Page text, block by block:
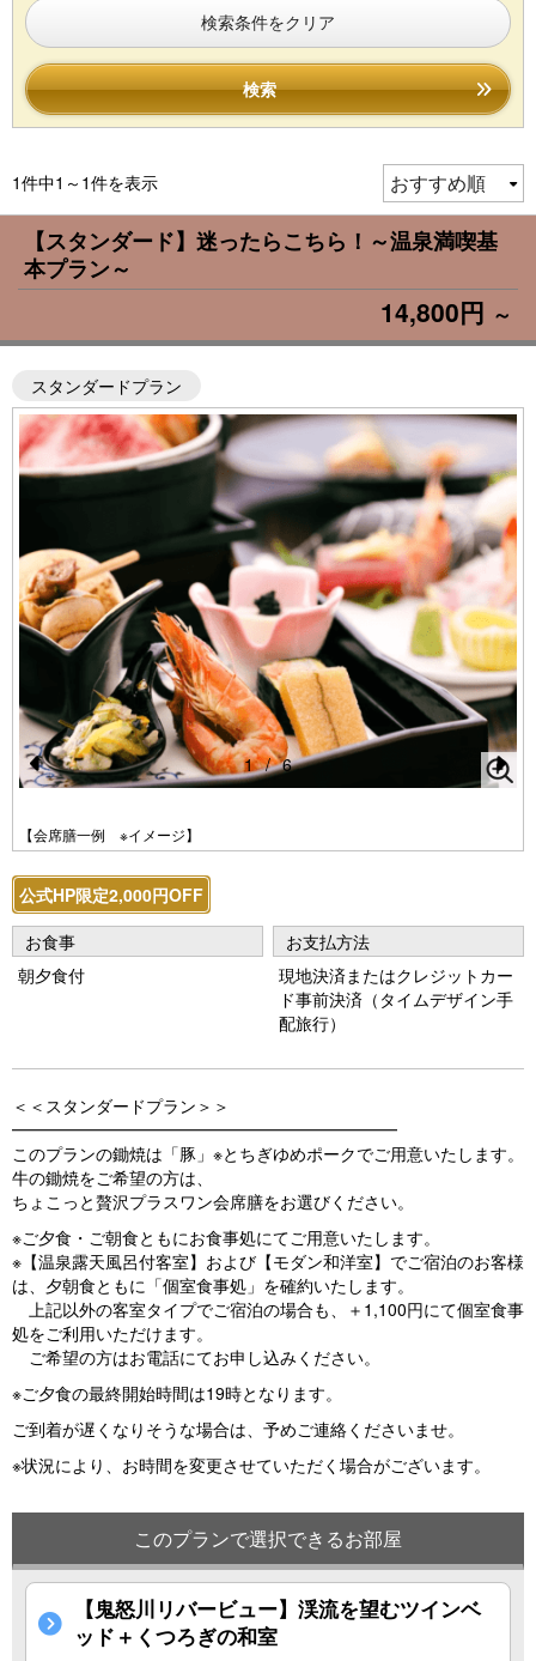
検索条件をクリア
検索
1件中1～1件を表示
【スタンダード】迷ったらこちら！～温泉満喫基
本プラン～
14,800円 ～
スタンダードプラン
Pr
e
o
u
s
【会席膳一例 ※イメージ】
N
1 / 6
公式HP限定2,000円OFF
お食事
朝夕食付
お支払方法
現地決済またはクレジットカー
ド事前決済（タイムデザイン手
配旅行）
＜＜スタンダードプラン＞＞
━━━━━━━━━━━━━━━━━━━━━━━
このプランの鋤焼は「豚」※とちぎゆめポークでご用意いたします。
牛の鋤焼をご希望の方は、
ちょこっと贅沢プラスワン会席膳をお選びください。
※ご夕食・ご朝食ともにお食事処にてご用意いたします。
※【温泉露天風呂付客室】および【モダン和洋室】でご宿泊のお客様
は、夕朝食ともに「個室食事処」を確約いたします。
上記以外の客室タイプでご宿泊の場合も、＋1,100円にて個室食事
処をご利用いただけます。
ご希望の方はお電話にてお申し込みください。
※ご夕食の最終開始時間は19時となります。
ご到着が遅くなりそうな場合は、予めご連絡くださいませ。
※状況により、お時間を変更させていただく場合がございます。
このプランで選択できるお部屋
【鬼怒川リバービュー】渓流を望むツインベ
ッド＋くつろぎの和室